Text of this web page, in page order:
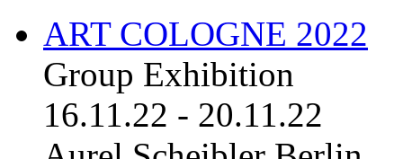
ART COLOGNE 2022
Group Exhibition
16.11.22 - 20.11.22